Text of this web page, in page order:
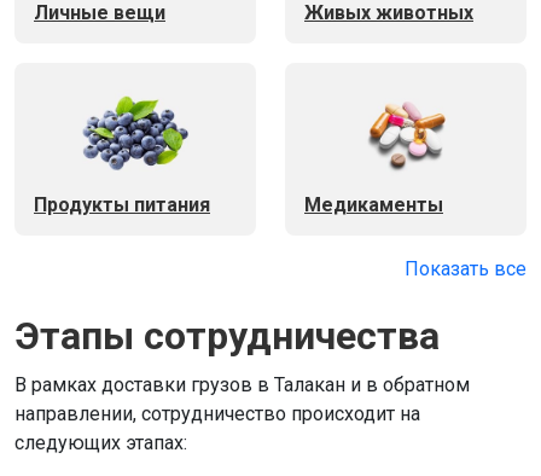
Личные вещи Живых животных
Продукты питания Медикаменты
Показать все
Этапы сотрудничества
В рамках доставки грузов в Талакан и в обратном
направлении, сотрудничество происходит на
следующих этапах: